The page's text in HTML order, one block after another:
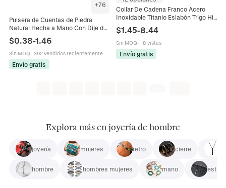
+76
Pulsera de Cuentas de Piedra
Natural Hecha a Mano Con Dije de
Corazón Elefante y Tarjeta
Motivacional Pulsera de Ágata
Joyería Unisex
$0.38-1.46
Sin MOQ · 392 vendidos recientemente
Envío gratis
Collar De Cadena Franco Acero
Inoxidable Titanio Eslabón Trigo Hip
Color Oro Plata Pulido
$1.45-8.44
Sin MOQ · 18 vistas
Envío gratis
Explora más en joyería de hombre
joyería mujeres retro cierre
hombre hombres mujeres mano estilo